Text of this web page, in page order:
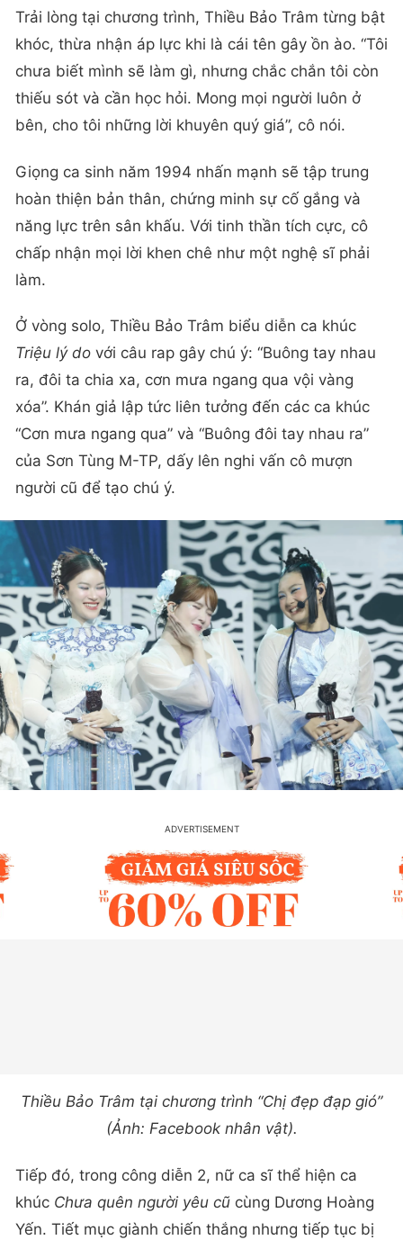
Trải lòng tại chương trình, Thiều Bảo Trâm từng bật
khóc, thừa nhận áp lực khi là cái tên gây ồn ào. “Tôi
chưa biết mình sẽ làm gì, nhưng chắc chắn tôi còn
thiếu sót và cần học hỏi. Mong mọi người luôn ở
bên, cho tôi những lời khuyên quý giá”, cô nói.
Giọng ca sinh năm 1994 nhấn mạnh sẽ tập trung
hoàn thiện bản thân, chứng minh sự cố gắng và
năng lực trên sân khấu. Với tinh thần tích cực, cô
chấp nhận mọi lời khen chê như một nghệ sĩ phải
làm.
Ở vòng solo, Thiều Bảo Trâm biểu diễn ca khúc
Triệu lý do với câu rap gây chú ý: “Buông tay nhau
ra, đôi ta chia xa, cơn mưa ngang qua vội vàng
xóa”. Khán giả lập tức liên tưởng đến các ca khúc
“Cơn mưa ngang qua” và “Buông đôi tay nhau ra”
của Sơn Tùng M-TP, dấy lên nghi vấn cô mượn
người cũ để tạo chú ý.
Thiều Bảo Trâm tại chương trình “Chị đẹp đạp gió”
(Ảnh: Facebook nhân vật).
Tiếp đó, trong công diễn 2, nữ ca sĩ thể hiện ca
khúc Chưa quên người yêu cũ cùng Dương Hoàng
Yến. Tiết mục giành chiến thắng nhưng tiếp tục bị